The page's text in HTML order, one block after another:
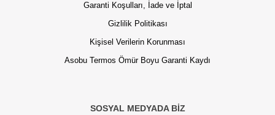
Garanti Koşulları, İade ve İptal
Gizlilik Politikası
Kişisel Verilerin Korunması
Asobu Termos Ömür Boyu Garanti Kaydı
SOSYAL MEDYADA BİZ